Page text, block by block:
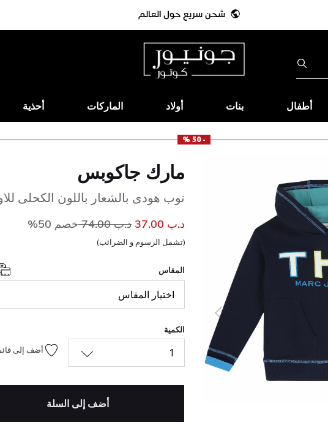
أطفال بنات أولاد الماركات أحذية
- 50 %
السابق
مارك جاكوبس
توب هودى بالشعار باللون الكحلى
د.ب 37.00 سعر مخفض من
د.ب 74.00 إلى
خصم 50%
(تشمل الرسوم و الضرائب)
المقاس
اختيار المقاس
الكمية
1 أضف إلى
أضف إلى السلة